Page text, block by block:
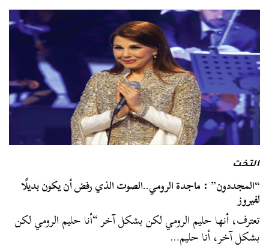
التخت
“المجددون” : ماجدة الرومي..الصوت الذي رفض أن يكون بديلًا
لفيروز
تعترف، أنها حليم الرومي لكن بشكل آخر “أنا حليم الرومي لكن
بشكل آخر، أنا حليم…